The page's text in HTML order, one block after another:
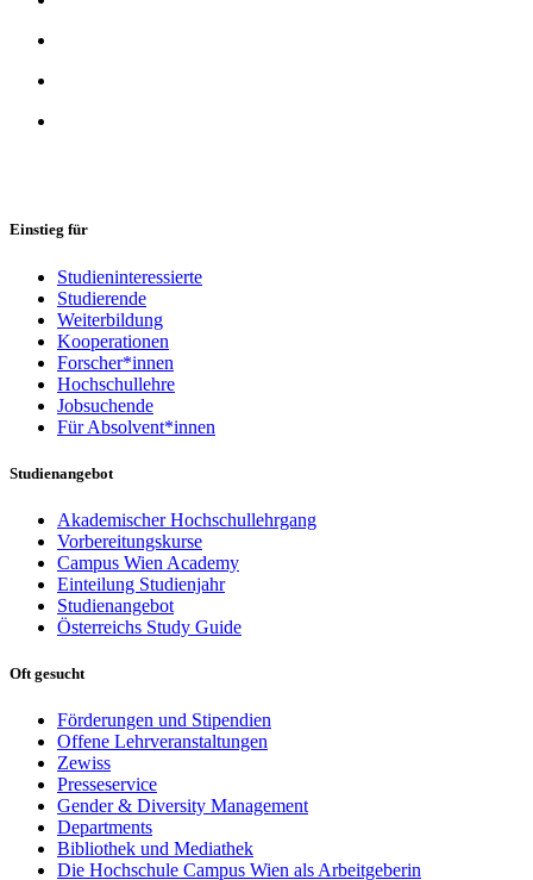
Einstieg für
Studieninteressierte
Studierende
Weiterbildung
Kooperationen
Forscher*innen
Hochschullehre
Jobsuchende
Für Absolvent*innen
Studienangebot
Akademischer Hochschullehrgang
Vorbereitungskurse
Campus Wien Academy
Einteilung Studienjahr
Studienangebot
Österreichs Study Guide
Oft gesucht
Förderungen und Stipendien
Offene Lehrveranstaltungen
Zewiss
Presseservice
Gender & Diversity Management
Departments
Bibliothek und Mediathek
Die Hochschule Campus Wien als Arbeitgeberin